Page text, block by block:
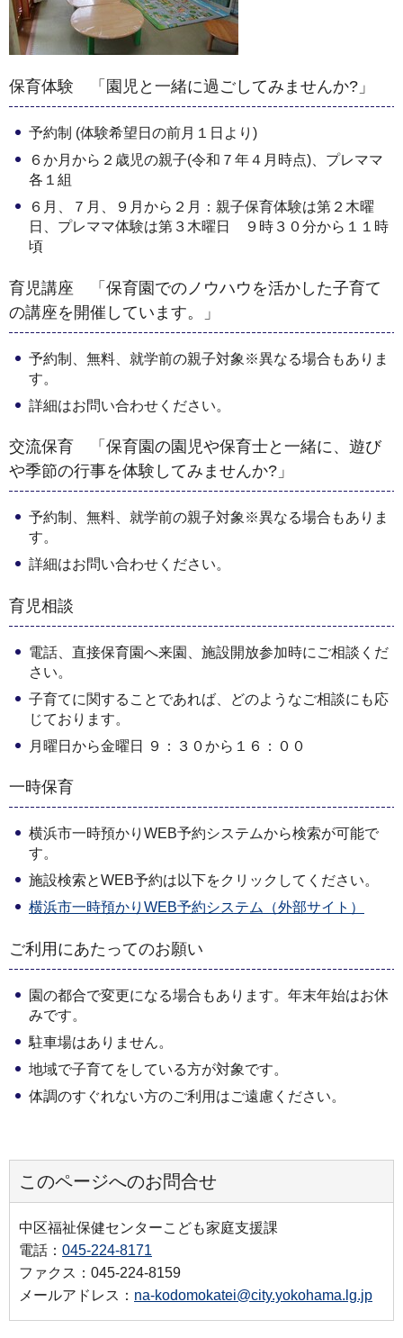
保育体験 「園児と一緒に過ごしてみませんか?」
予約制 (体験希望日の前月１日より)
６か月から２歳児の親子(令和７年４月時点)、プレママ
各１組
６月、７月、９月から２月：親子保育体験は第２木曜
日、プレママ体験は第３木曜日 ９時３０分から１１時
頃
育児講座 「保育園でのノウハウを活かした子育て
の講座を開催しています。」
予約制、無料、就学前の親子対象※異なる場合もありま
す。
詳細はお問い合わせください。
交流保育 「保育園の園児や保育士と一緒に、遊び
や季節の行事を体験してみませんか?」
予約制、無料、就学前の親子対象※異なる場合もありま
す。
詳細はお問い合わせください。
育児相談
電話、直接保育園へ来園、施設開放参加時にご相談くだ
さい。
子育てに関することであれば、どのようなご相談にも応
じております。
月曜日から金曜日 ９：３０から１６：００
一時保育
横浜市一時預かりWEB予約システムから検索が可能で
す。
施設検索とWEB予約は以下をクリックしてください。
横浜市一時預かりWEB予約システム（外部サイト）
ご利用にあたってのお願い
園の都合で変更になる場合もあります。年末年始はお休
みです。
駐車場はありません。
地域で子育てをしている方が対象です。
体調のすぐれない方のご利用はご遠慮ください。
このページへのお問合せ
中区福祉保健センターこども家庭支援課
電話： 045-224-8171
ファクス：045-224-8159
メールアドレス： na-kodomokatei@city.yokohama.lg.jp